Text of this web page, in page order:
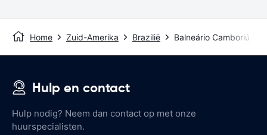
Home Zuid-Amerika Brazilië Balneário Camboriú
Hulp en contact
Hulp nodig? Neem dan contact op met onze
huurspecialisten.